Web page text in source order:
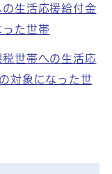
生活応援給付金
った世帯
世帯への生活応
対象になった世